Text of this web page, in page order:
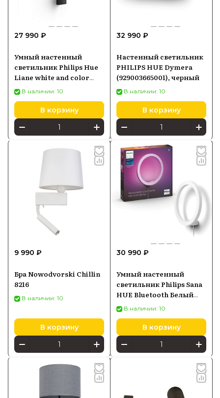
27 990 ₽
Умный настенный
светильник Philips Hue
Liane white and color
ambience Bluetooth
Черный 929003053101
В наличии: 10
В корзину
32 990 ₽
Настенный светильник
PHILIPS HUE Dymera
(929003665001), черный
В наличии: 10
В корзину
9 990 ₽
Бра Nowodvorski Chillin
8216
В наличии: 10
В корзину
30 990 ₽
Умный настенный
светильник Philips Sana
HUE Bluetooth Белый
(929003053001)
В наличии: 10
В корзину